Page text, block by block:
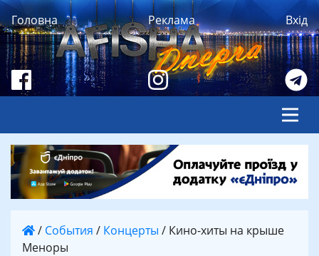
Головна Реклама Вхід
/ События / Концерты / Кино-хиты на крыше
Меноры